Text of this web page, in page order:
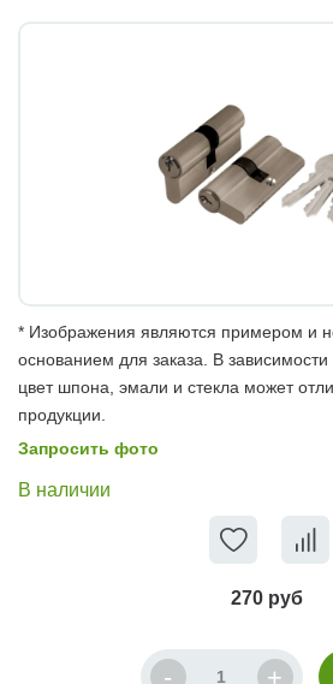
* Изображения являются примером и
основанием для заказа. В
цвет шпона, эмали и стекла может
продукции.
Запросить фото
В наличии
270 руб